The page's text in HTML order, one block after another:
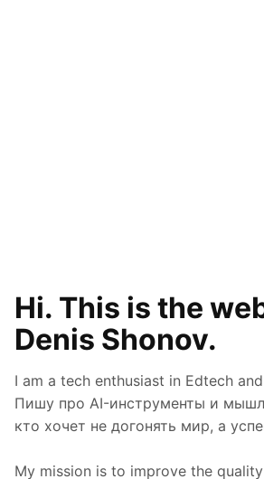
Hi. This is the
Denis Shonov.
I am a tech enthusiast in Edtech
Пишу про AI-инструменты и
кто хочет не догонять мир, а
My mission is to improve the